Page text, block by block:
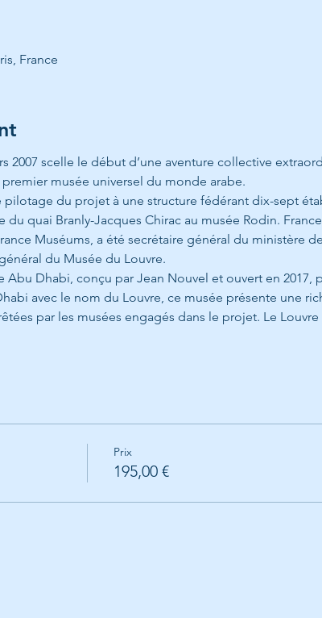
France
2007 scelle le début d’une aventure collective
musée universel du monde arabe.
du projet à une structure fédérant dix-sept
du quai Branly-Jacques Chirac au musée Rodin.
Muséums, a été secrétaire général du ministère
du Musée du Louvre.
Abu Dhabi, conçu par Jean Nouvel et ouvert en 2017,
avec le nom du Louvre, ce musée présente une
par les musées engagés dans le projet. Le
Prix
195,00 €